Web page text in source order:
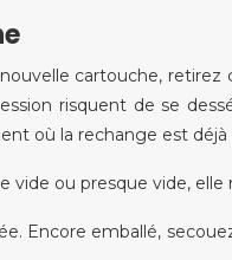
cartouche,
risquent de se
où la rechange est déjà
ou presque vide, elle
Encore emballé,